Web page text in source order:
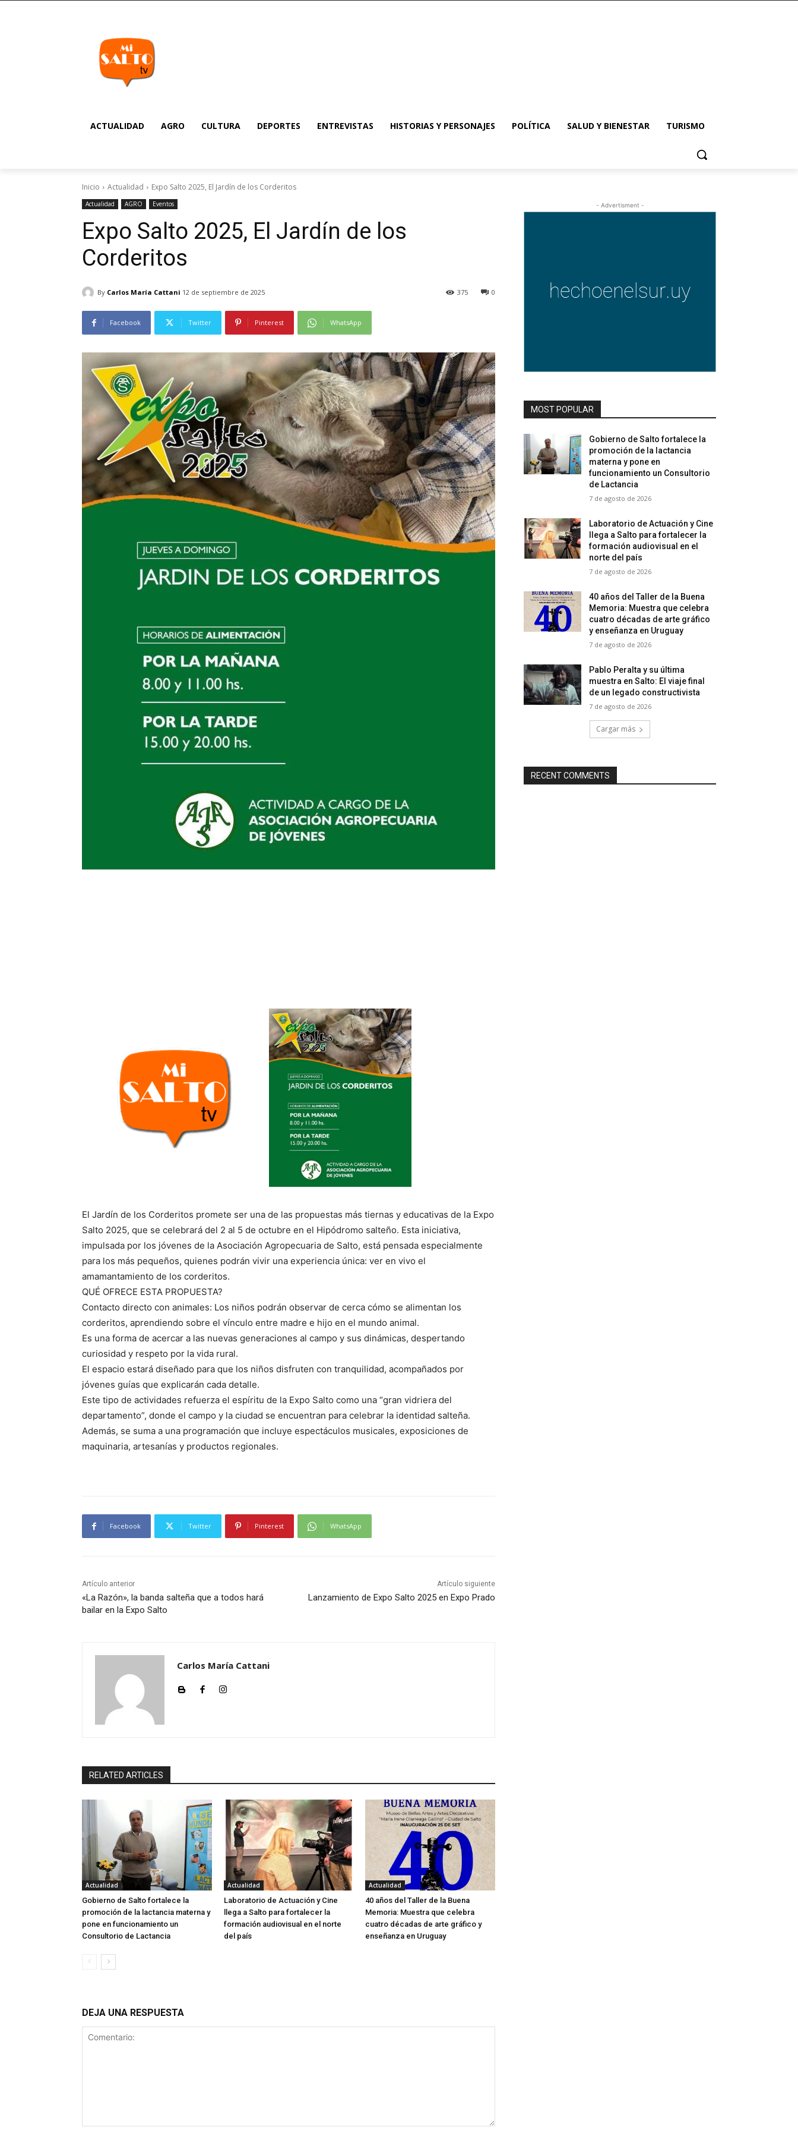
ACTUALIDAD AGRO CULTURA DEPORTES ENTREVISTAS HISTORIAS Y PERSONAJES POLÍTICA SALUD Y BIENESTAR TURISMO
Inicio Actualidad Expo Salto 2025, El Jardín de los Corderitos
Actualidad AGRO Eventos
Expo Salto 2025, El Jardín de los
Corderitos
By Carlos María Cattani 12 de septiembre de 2025 0
375
Facebook Twitter Pinterest WhatsApp
El Jardín de los Corderitos promete ser una de las propuestas más tiernas y educativas de la Expo
Salto 2025, que se celebrará del 2 al 5 de octubre en el Hipódromo salteño. Esta iniciativa,
impulsada por los jóvenes de la Asociación Agropecuaria de Salto, está pensada especialmente
para los más pequeños, quienes podrán vivir una experiencia única: ver en vivo el
amamantamiento de los corderitos.
QUÉ OFRECE ESTA PROPUESTA?
Contacto directo con animales: Los niños podrán observar de cerca cómo se alimentan los
corderitos, aprendiendo sobre el vínculo entre madre e hijo en el mundo animal.
Es una forma de acercar a las nuevas generaciones al campo y sus dinámicas, despertando
curiosidad y respeto por la vida rural.
El espacio estará diseñado para que los niños disfruten con tranquilidad, acompañados por
jóvenes guías que explicarán cada detalle.
Este tipo de actividades refuerza el espíritu de la Expo Salto como una “gran vidriera del
departamento”, donde el campo y la ciudad se encuentran para celebrar la identidad salteña.
Además, se suma a una programación que incluye espectáculos musicales, exposiciones de
maquinaria, artesanías y productos regionales.
Facebook Twitter Pinterest WhatsApp
Artículo anterior
«La Razón», la banda salteña que a todos hará
bailar en la Expo Salto
Artículo siguiente
Lanzamiento de Expo Salto 2025 en Expo Prado
Carlos María Cattani
RELATED ARTICLES
Actualidad
Gobierno de Salto fortalece la
promoción de la lactancia materna y
pone en funcionamiento un
Consultorio de Lactancia
Actualidad
Laboratorio de Actuación y Cine
llega a Salto para fortalecer la
formación audiovisual en el norte
del país
Actualidad
40 años del Taller de la Buena
Memoria: Muestra que celebra
cuatro décadas de arte gráfico y
enseñanza en Uruguay
DEJA UNA RESPUESTA
- Advertisment -
MOST POPULAR
Gobierno de Salto fortalece la
promoción de la lactancia
materna y pone en
funcionamiento un Consultorio
de Lactancia
7 de agosto de 2026
Laboratorio de Actuación y Cine
llega a Salto para fortalecer la
formación audiovisual en el
norte del país
7 de agosto de 2026
40 años del Taller de la Buena
Memoria: Muestra que celebra
cuatro décadas de arte gráfico
y enseñanza en Uruguay
7 de agosto de 2026
Pablo Peralta y su última
muestra en Salto: El viaje final
de un legado constructivista
7 de agosto de 2026
Cargar más
RECENT COMMENTS